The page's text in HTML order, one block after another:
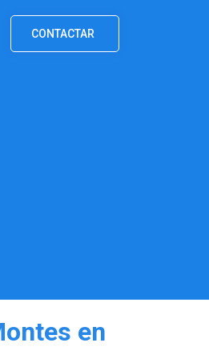
CONTACTAR
en